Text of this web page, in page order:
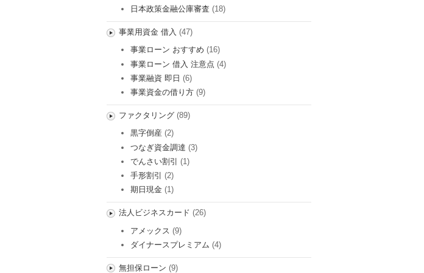
日本政策金融公庫審査 (18)
事業用資金 借入 (47)
事業ローン おすすめ (16)
事業ローン 借入 注意点 (4)
事業融資 即日 (6)
事業資金の借り方 (9)
ファクタリング(89)
黒字倒産 (2)
つなぎ資金調達 (3)
でんさい割引 (1)
手形割引
(2)
期日現金 (1)
法人ビジネスカード (26)
アメックス (9)
ダイナースプレミアム (4)
無担保ローン (9)